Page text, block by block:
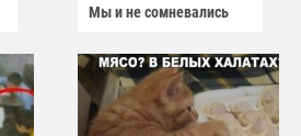
Мы и не сомневались